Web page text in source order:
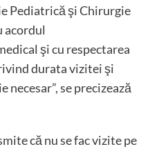
Pediatrică şi Chirurgie
acordul
şi cu respectarea
durata vizitei şi
se precizează
că nu se fac vizite pe